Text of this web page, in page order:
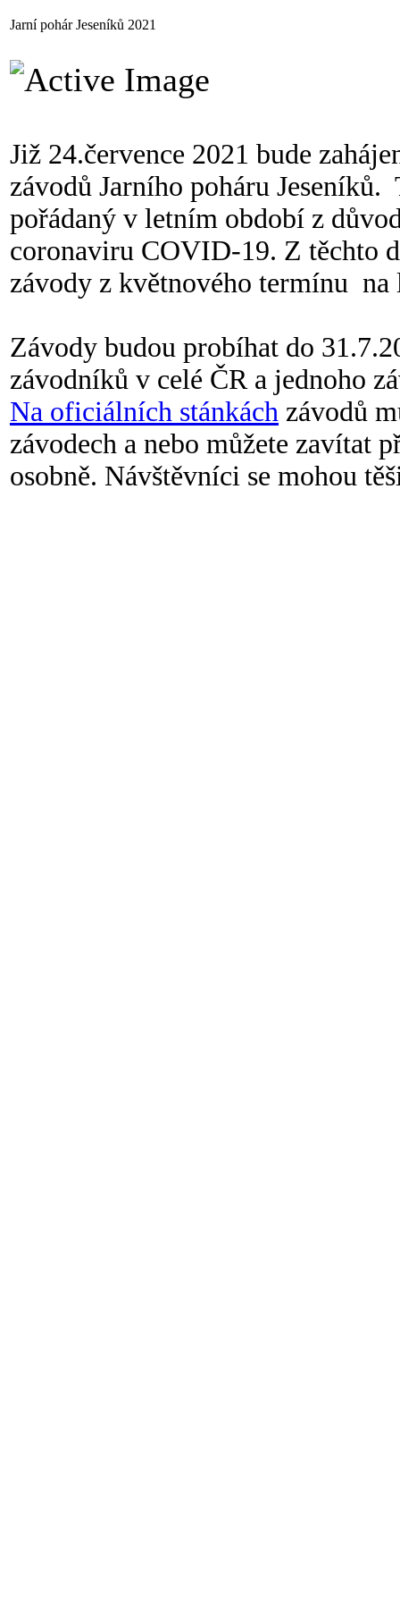
Jarní pohár Jeseníků 2021
Již 24.července 2021 bude
závodů Jarního poháru
pořádaný v letním období z
coronaviru COVID-19. Z těchto
závody z květnového termínu na
Závody budou probíhat do
závodníků v celé ČR a jednoho
Na oficiálních stánkách závodů
závodech a nebo můžete zavítat
osobně. Návštěvníci se mohou